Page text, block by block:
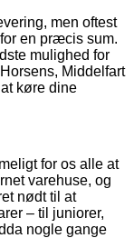
men oftest
en præcis sum.
mulighed for
Middelfart
køre dine
for os alle at
varehuse, og
nødt til at
– til juniorer,
nogle gange